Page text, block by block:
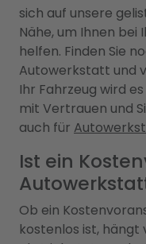
sich auf unsere
Nähe, um Ihnen bei
helfen. Finden Sie
Autowerkstatt und
Ihr Fahrzeug wird
mit Vertrauen und
auch für
Ist ein
Ob ein
kostenlos ist,